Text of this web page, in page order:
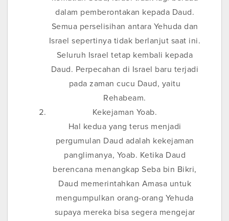
dalam pemberontakan kepada Daud.
Semua perselisihan antara Yehuda dan
Israel sepertinya tidak berlanjut saat ini.
Seluruh Israel tetap kembali kepada
Daud. Perpecahan di Israel baru terjadi
pada zaman cucu Daud, yaitu
Rehabeam.
Kekejaman Yoab.
Hal kedua yang terus menjadi
pergumulan Daud adalah kekejaman
panglimanya, Yoab. Ketika Daud
berencana menangkap Seba bin Bikri,
Daud memerintahkan Amasa untuk
mengumpulkan orang-orang Yehuda
supaya mereka bisa segera mengejar